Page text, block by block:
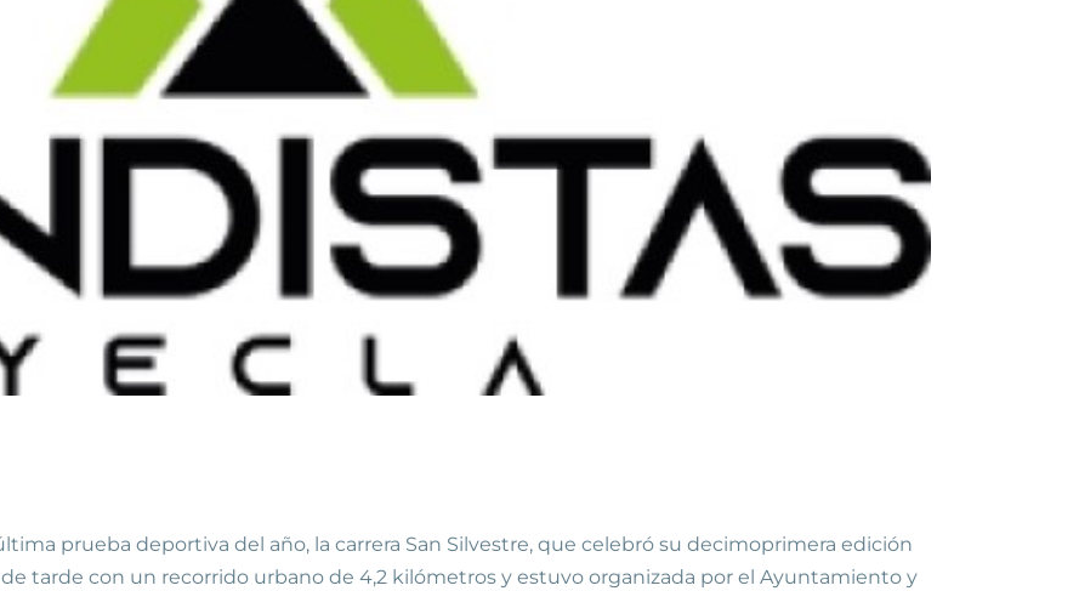
prueba deportiva del año, la carrera San Silvestre, que celebró su decimoprimera edición
de tarde con un recorrido urbano de 4,2 kilómetros y estuvo organizada por el Ayuntamiento y